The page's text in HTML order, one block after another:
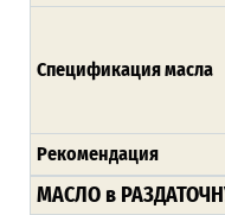
Спецификация масла
Рекомендация
МАСЛО в